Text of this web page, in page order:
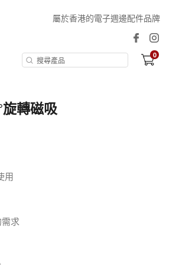
屬於香港的電子週邊配件品牌
0
轉磁吸
用
求